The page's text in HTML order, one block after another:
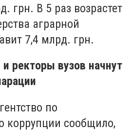
грн. В 5 раз возрастет
аграрной
7,4 млрд. грн.
ректоры вузов начнут
по
коррупции сообщило,